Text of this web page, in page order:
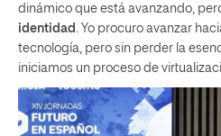
dinámico que está avanzando,
identidad . Yo procuro avanzar
tecnología, pero sin perder la
iniciamos un proceso de